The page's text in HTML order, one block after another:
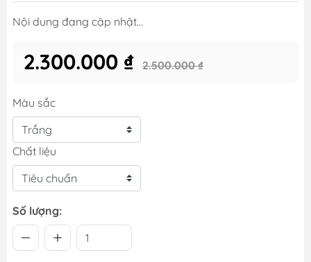
Nội dung đang cập nhật...
2.300.000 ₫ 2.500.000 ₫
Màu sắc
Chất liệu
Số lượng: